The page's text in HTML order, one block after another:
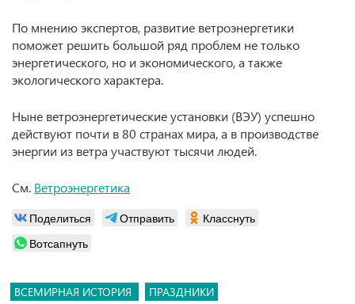
По мнению экспертов, развитие ветроэнергетики
поможет решить большой ряд проблем не только
энергетического, но и экономического, а также
экологического характера.
Ныне ветроэнергетические установки (ВЭУ) успешно
действуют почти в 80 странах мира, а в производстве
энергии из ветра участвуют тысячи людей.
См. Ветроэнергетика
Поделиться Отправить
Класснуть
Вотсапнуть
ВСЕМИРНАЯ ИСТОРИЯ ПРАЗДНИКИ